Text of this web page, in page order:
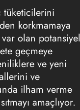
tüketicilerini
korkmamaya
olan
geçmeye
ve yeni
ve
ilham verme
amaçlıyor.